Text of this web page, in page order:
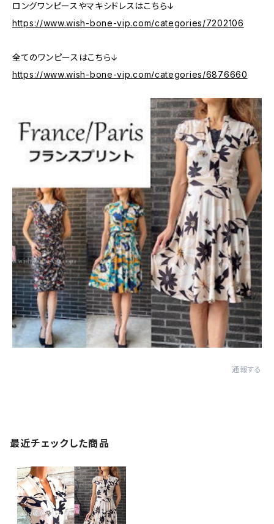
ロングワンピースやマキシドレスはこちら↓
https://www.wish-bone-vip.com/categories/7202106
全てのワンピースはこちら↓
https://www.wish-bone-vip.com/categories/6876660
通報する
最近チェックした商品